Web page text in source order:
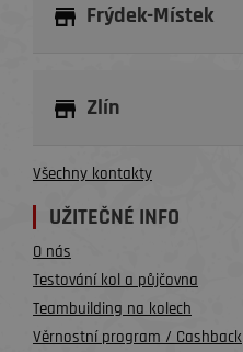
Frýdek-Místek
Zlín
Všechny kontakty
UŽITEČNÉ INFO
O nás
Testování kol a půjčovna
Teambuilding na kolech
Věrnostní program / Cashback